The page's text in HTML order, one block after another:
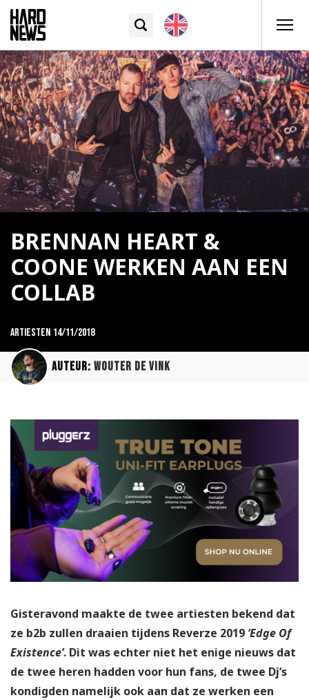
BRENNAN HEART &
COONE WERKEN AAN EEN
COLLAB
Artiesten 14/11/2018
Auteur: Wouter de Vink
Gisteravond maakte de twee artiesten bekend dat
ze b2b zullen draaien tijdens Reverze 2019 ‘Edge Of
Existence’. Dit was echter niet het enige nieuws dat
de twee heren hadden voor hun fans, de twee Dj’s
kondigden namelijk ook aan dat ze werken een